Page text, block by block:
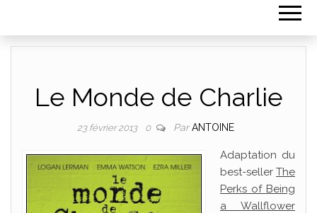
Le Monde de Charlie
23 février 2013 0 ParANTOINE
Adaptation du
best-seller The
Perks of Being
a Wallflower